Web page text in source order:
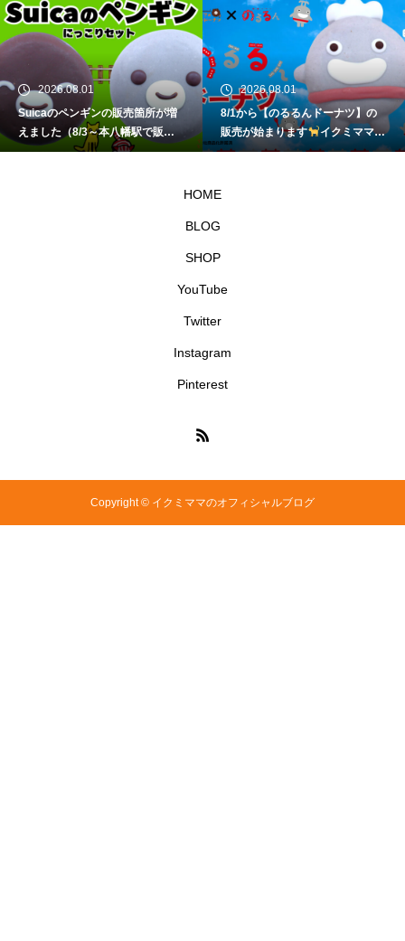
2026.08.01
Suicaのペンギンの販売箇所が増
えました（8/3～本八幡駅で販
売）
イクミママのどうぶつドー
2026.08.01
8/1から【のるるんドーナツ】の
販売が始まります
イクミママの
どうぶつドーナツ
HOME
BLOG
SHOP
YouTube
Twitter
Instagram
Pinterest
Copyright © イクミママのオフィシャルブログ